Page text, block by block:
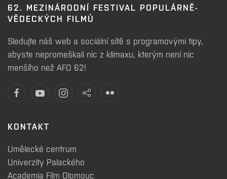
62. MEZINÁRODNÍ FESTIVAL POPULÁRNĚ-
VĚDECKÝCH FILMŮ
Sledujte náš web a sociální sítě s programovými tipy,
abyste nepromeškali nic z klimaxu, kterým není nic
menšího než AFO 62!
KONTAKT
Umělecké centrum
Univerzity Palackého
Academia Film Olomouc